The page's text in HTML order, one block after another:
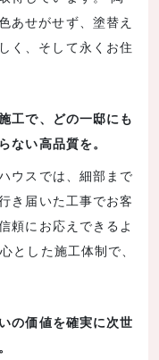
あせがせず、塗替え
く、そして永くお住
工で、どの一邸にも
ない高品質を。
ウスでは、細部まで
き届いた工事でお客
頼にお応えできるよ
とした施工体制で、
の価値を確実に次世